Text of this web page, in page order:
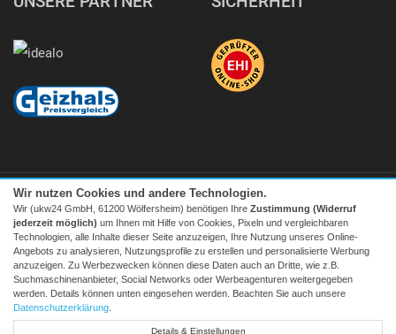
Facebook| twitter
© 2026 Tecedo
Alle Preise inkl. MwSt. zzgl. Versand | *) Unverbindliche
Preisempfehlung | **) Ehemaliger Verkaufspreis
Wir nutzen Cookies und andere Technologien.
Wir (ukw24 GmbH, 61200 Wölfersheim) benötigen Ihre Zustimmung (Widerruf
jederzeit möglich) um Ihnen mit Hilfe von Cookies, Pixeln und vergleichbaren
Technologien, alle Inhalte dieser Seite anzuzeigen, Ihre Nutzung unseres Online-
Angebots zu analysieren, Nutzungsprofile zu erstellen und personalisierte Werbung
anzuzeigen. Zu Werbezwecken können diese Daten auch an Dritte, wie z.B.
Suchmaschinenanbieter, Social Networks oder Werbeagenturen weitergegeben
werden. Details können unten eingesehen werden. Beachten Sie auch unsere
Datenschutzerklärung
Details & Einstellungen